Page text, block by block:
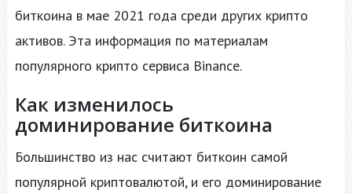
биткоина в мае 2021 года среди других крипто
активов. Эта информация по материалам
популярного крипто сервиса Binance.
Как изменилось
доминирование биткоина
Большинство из нас считают биткоин самой
популярной криптовалютой, и его доминирование